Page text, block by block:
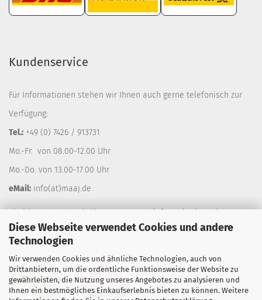
Diese Webseite verwendet Cookies und andere
Technologien
Wir verwenden Cookies und ähnliche Technologien, auch von
Drittanbietern, um die ordentliche Funktionsweise der Website zu
gewährleisten, die Nutzung unseres Angebotes zu analysieren und
Ihnen ein bestmögliches Einkaufserlebnis bieten zu können. Weitere
Kundenservice
Für Informationen stehen wir Ihnen auch gerne telefonisch zur
Verfügung:
Tel.: +49 (0) 7426 / 913731
Mo.-Fr. von 08.00-12.00 Uhr
Mo.-Do. von 13.00-17.00 Uhr
eMail: info(at)maaj.de
Sie können uns auch über unserKontaktformularkontaktieren.
Gerne rufen wir Sie auf Wunsch zurück, füllen Sie einfach unser
Call-Back-Formular